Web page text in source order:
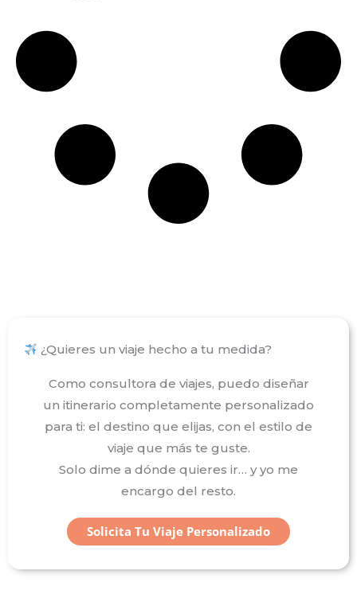
¿Quieres un viaje hecho a tu medida?
Como consultora de viajes, puedo diseñar
un itinerario completamente personalizado
para ti: el destino que elijas, con el estilo de
viaje que más te guste.
Solo dime a dónde quieres ir… y yo me
encargo del resto.
Solicita Tu Viaje Personalizado